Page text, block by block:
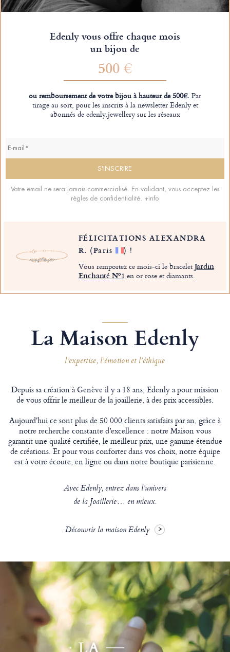
Edenly vous offre chaque mois
un bijou de
500 €
ou remboursement de votre bijou à hauteur de 500€.Par
tirage au sort, pour les inscrits à la newsletter Edenly et
abonnés de edenly.jewellery sur les réseaux
Votre email ne sera jamais commercialisé. En validant, vous acceptez les
règles de confidentialité. +info
FÉLICITATIONS ALEXANDRA
R. (Paris ) !
Vous remportez ce mois-ci le braceletJardin
Enchanté Nº1 en or rose et diamants.
La Maison Edenly
l’expertise, l’émotion et l’éthique
Depuis sa création à Genève il y a 18 ans, Edenly a pour mission
de vous offrir le meilleur de la joaillerie, à des prix accessibles.
Aujourd'hui ce sont plus de 50 000 clients satisfaits par an, grâce à
notre recherche constante d’excellence : notre Maison vous
garantit une qualité certifiée, le meilleur prix, une gamme étendue
de créations. Et pour vous conforter dans vos choix, notre équipe
est à votre écoute, en ligne ou dans notre boutique parisienne.
Avec Edenly, entrez dans l’univers
de la Joaillerie… en mieux.
Découvrir la maison Edenly